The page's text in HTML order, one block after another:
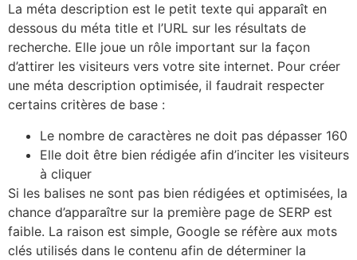
La méta description est le petit texte qui apparaît en
dessous du méta title et l’URL sur les résultats de
recherche. Elle joue un rôle important sur la façon
d’attirer les visiteurs vers votre site internet. Pour créer
une méta description optimisée, il faudrait respecter
certains critères de base :
Le nombre de caractères ne doit pas dépasser 160
Elle doit être bien rédigée afin d’inciter les visiteurs
à cliquer
Si les balises ne sont pas bien rédigées et optimisées, la
chance d’apparaître sur la première page de SERP est
faible. La raison est simple, Google se réfère aux mots
clés utilisés dans le contenu afin de déterminer la